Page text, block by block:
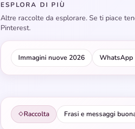
ESPLORA DI PIÙ
Altre raccolte da esplorare. Se ti piace
Pinterest.
Immagini nuove 2026 WhatsApp
◇Raccolta Frasi e messaggi